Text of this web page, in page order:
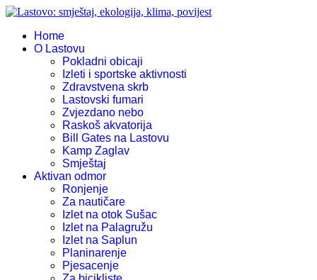
Home
O Lastovu
Pokladni obicaji
Izleti i sportske aktivnosti
Zdravstvena skrb
Lastovski fumari
Zvjezdano nebo
Raskoš akvatorija
Bill Gates na Lastovu
Kamp Zaglav
Smještaj
Aktivan odmor
Ronjenje
Za nautičare
Izlet na otok Sušac
Izlet na Palagružu
Izlet na Saplun
Planinarenje
Pjesacenje